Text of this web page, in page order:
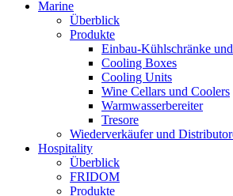
Marine
Überblick
Produkte
Einbau-Kühlschränke
Cooling Boxes
Cooling Units
Wine Cellars und Coolers
Warmwasserbereiter
Tresore
Wiederverkäufer und
Hospitality
Überblick
FRIDOM
Produkte